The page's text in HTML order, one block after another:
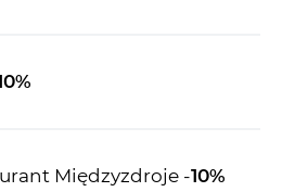
Międzyzdroje -10%